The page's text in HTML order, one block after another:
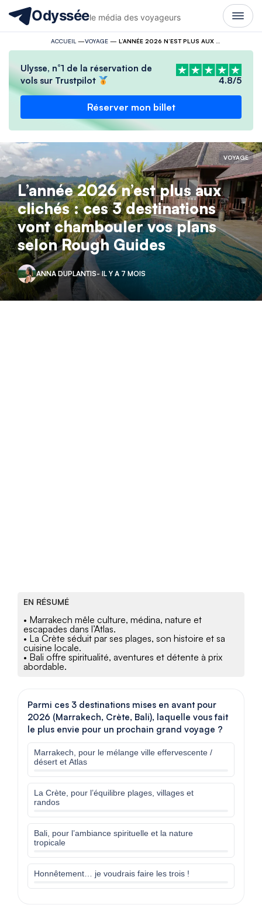
Odysséele média des voyageurs
ACCUEIL —VOYAGE—
Ulysse, n°1 de la réservation de
vols sur Trustpilot
4.8/5
Réserver mon billet
VOYAGE
L’année 2026 n’est plus aux
clichés : ces 3 destinations
vont chambouler vos plans
selon Rough Guides
ANNA DUPLANTIS- IL Y A 7 MOIS
EN RÉSUMÉ
• Marrakech mêle culture, médina, nature et
escapades dans l’Atlas.
• La Crète séduit par ses plages, son histoire et sa
cuisine locale.
• Bali offre spiritualité, aventures et détente à prix
abordable.
Parmi ces 3 destinations mises en avant pour
2026 (Marrakech, Crète, Bali), laquelle vous fait
le plus envie pour un prochain grand voyage ?
Marrakech, pour le mélange ville effervescente /
désert et Atlas
La Crète, pour l’équilibre plages, villages et
randos
Bali, pour l’ambiance spirituelle et la nature
tropicale
Honnêtement… je voudrais faire les trois !